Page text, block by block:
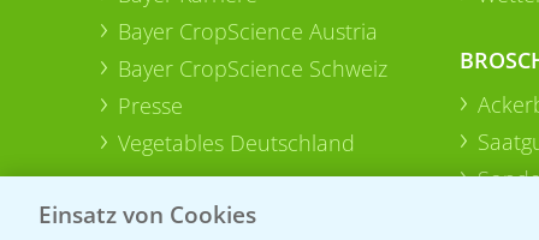
Bayer CropScience Austria
Bayer CropScience Schweiz
Presse
Vegetables Deutschland
Einsatz von Cookies